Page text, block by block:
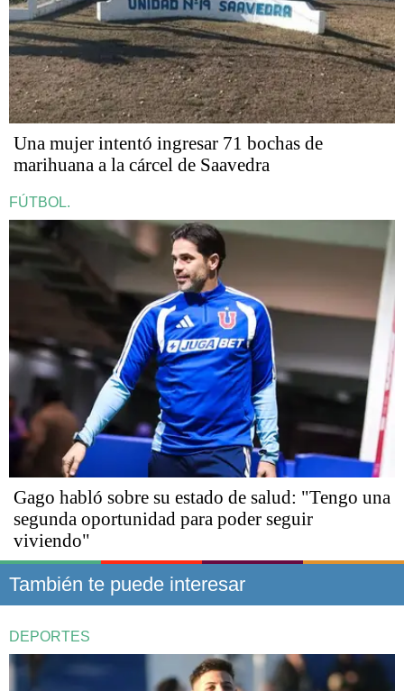
Una mujer intentó ingresar 71 bochas de
marihuana a la cárcel de Saavedra
FÚTBOL.
Gago habló sobre su estado de salud: "Tengo una
segunda oportunidad para poder seguir
viviendo"
También te puede interesar
DEPORTES